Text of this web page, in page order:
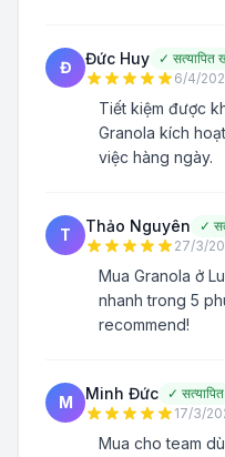
Đ Đức Huy ✓ सत्यापित
6/4/
Tiết kiệm được
Granola kích
việc hàng ngày.
T Thảo Nguyên ✓
27/3/
Mua Granola ở
nhanh trong 5
recommend!
M Minh Đức ✓
17/3/
Mua cho team